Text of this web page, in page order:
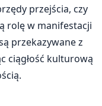
przejścia, czy
rolę w manifestacji
przekazywane z
ciągłość kulturową